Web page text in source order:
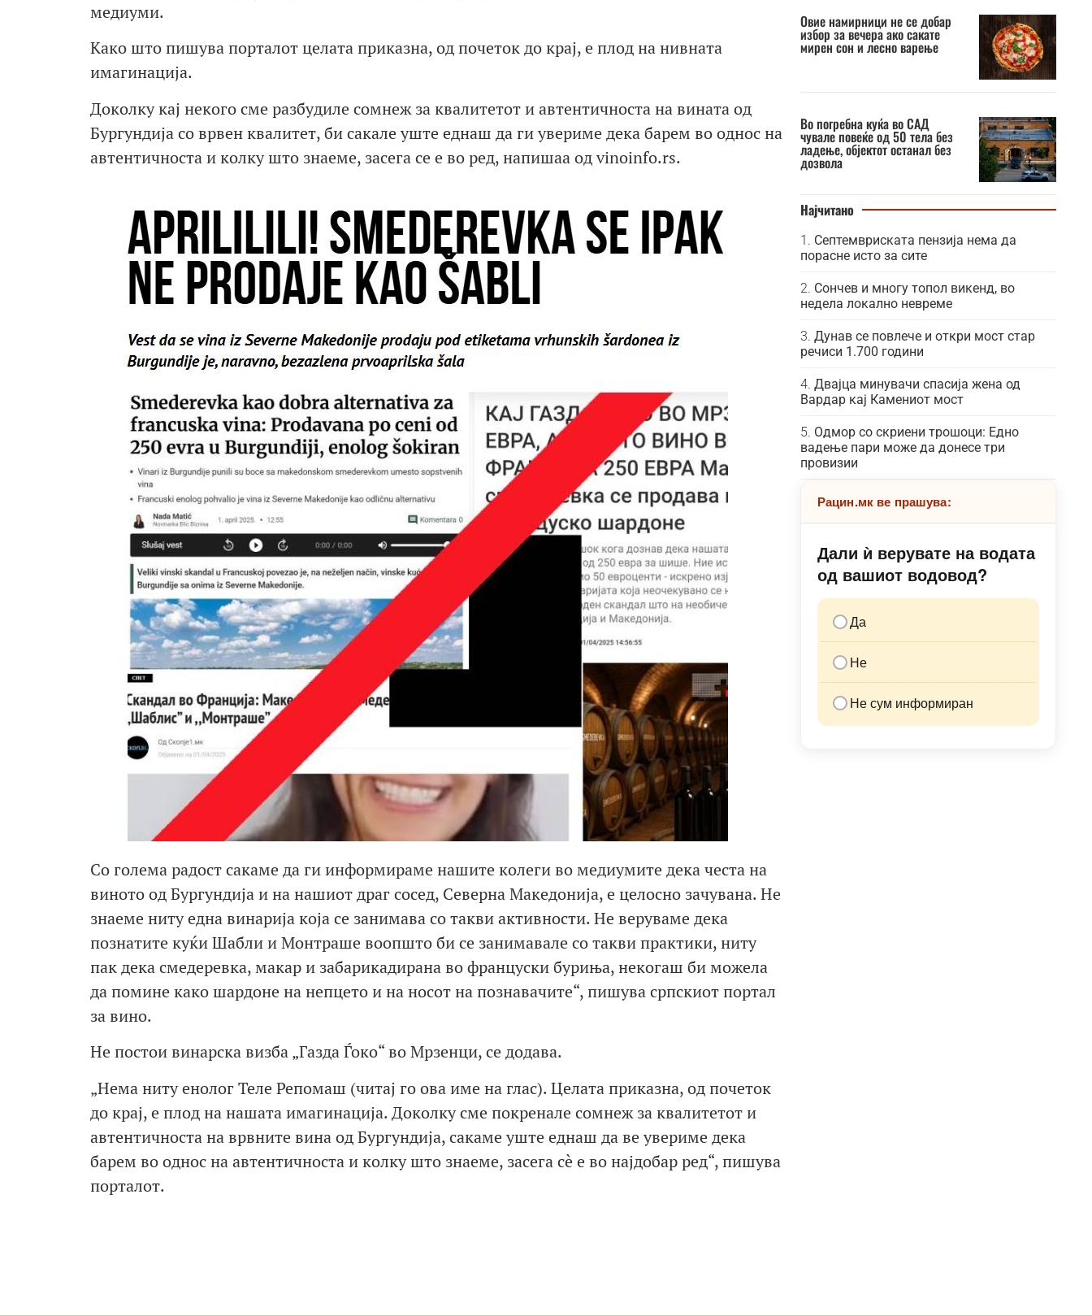
медиуми.
Како што пишува порталот целата приказна, од почеток до крај, е плод на нивната
имагинација.
Доколку кај некого сме разбудиле сомнеж за квалитетот и автентичноста на вината од
Бургундија со врвен квалитет, би сакале уште еднаш да ги увериме дека барем во однос на
автентичноста и колку што знаеме, засега се е во ред, напишаа од vinoinfo.rs.
Со голема радост сакаме да ги информираме нашите колеги во медиумите дека честа на
виното од Бургундија и на нашиот драг сосед, Северна Македонија, е целосно зачувана. Не
знаеме ниту една винарија која се занимава со такви активности. Не веруваме дека
познатите куќи Шабли и Монтраше воопшто би се занимавале со такви практики, ниту
пак дека смедеревка, макар и забарикадирана во француски буриња, некогаш би можела
да помине како шардоне на непцето и на носот на познавачите“, пишува српскиот портал
за вино.
Не постои винарска визба „Газда Ѓоко“ во Мрзенци, се додава.
„Нема ниту енолог Теле Репомаш (читај го ова име на глас). Целата приказна, од почеток
до крај, е плод на нашата имагинација. Доколку сме покренале сомнеж за квалитетот и
автентичноста на врвните вина од Бургундија, сакаме уште еднаш да ве увериме дека
барем во однос на автентичноста и колку што знаеме, засега сè е во најдобар ред“, пишува
порталот.
Овие намирници не се добар
избор за вечера ако сакате
мирен сон и лесно варење
Во погребна куќа во САД
чувале повеќе од 50 тела без
ладење, објектот останал без
дозвола
Најчитано
Септемвриската пензија нема да
порасне исто за сите
Сончев и многу топол викенд, во
недела локално невреме
Дунав се повлече и откри мост стар
речиси 1.700 години
Двајца минувачи спасија жена од
Вардар кај Камениот мост
Одмор со скриени трошоци: Едно
вадење пари може да донесе три
провизии
Рацин.мк ве прашува:
Дали ѝ верувате на водата
од вашиот водовод?
Да
Не
Не сум информиран